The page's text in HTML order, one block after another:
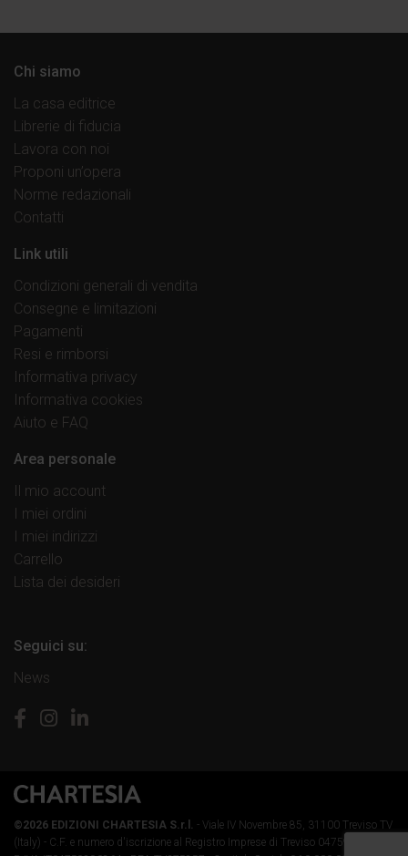
Chi siamo
La casa editrice
Librerie di fiducia
Lavora con noi
Proponi un’opera
Norme redazionali
Contatti
Link utili
Condizioni generali di vendita
Consegne e limitazioni
Pagamenti
Resi e rimborsi
Informativa privacy
Informativa cookies
Aiuto e FAQ
Area personale
Il mio account
I miei ordini
I miei indirizzi
Carrello
Lista dei desideri
Seguici su:
News
©2026 EDIZIONI CHARTESIA S.r.l. - Viale IV Novembre 85, 31100 Treviso TV
(Italy) - C.F. e numero d'iscrizione al Registro Imprese di Treviso 04759890264 -